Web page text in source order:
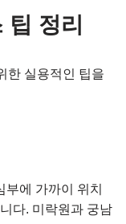
팁 정리
한 실용적인 팁을
에 가까이 위치
다. 미락원과 궁남